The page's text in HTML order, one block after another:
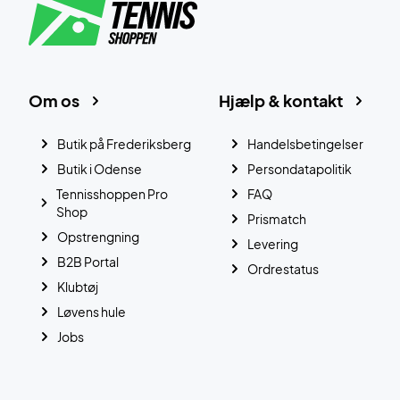
Hjælp & kontakt
Handelsbetingelser
Persondatapolitik
FAQ
Prismatch
Levering
Ordrestatus
Om os
Butik på Frederiksberg
Butik i Odense
Tennisshoppen Pro
Shop
Opstrengning
B2B Portal
Klubtøj
Løvens hule
Jobs